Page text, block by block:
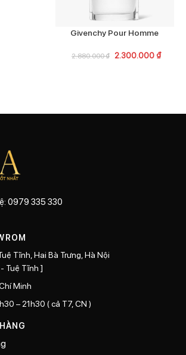
Givenchy Pour Homme
2.880.000₫ 2.300.000 ₫
0979 335 330
Tĩnh, Hai Bà Trưng, Hà Nội
Tuệ Tĩnh ]
Minh
– 21h30 ( cả T7, CN )